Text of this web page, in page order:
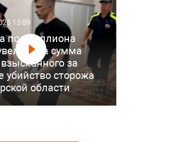
13:09
полмиллиона
сумма
за
убийство сторожа
области